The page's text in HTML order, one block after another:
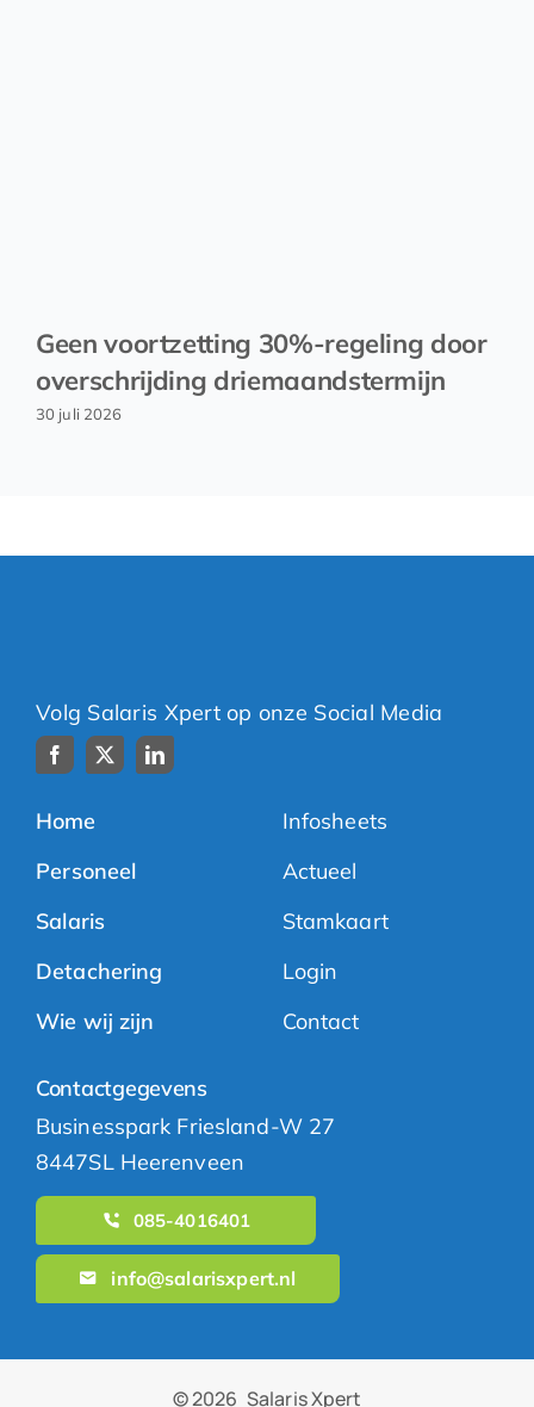
Geen voortzetting 30%-regeling door
overschrijding driemaandstermijn
30 juli 2026
Volg Salaris Xpert op onze Social Media
Home
Personeel
Salaris
Detachering
Wie wij zijn
Infosheets
Actueel
Stamkaart
Login
Contact
Contactgegevens
Businesspark Friesland-W 27
8447SL Heerenveen
085-4016401
info@salarisxpert.nl
© 2026 Salaris Xpert